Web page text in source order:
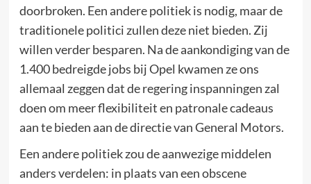
doorbroken. Een andere politiek is nodig, maar de
traditionele politici zullen deze niet bieden. Zij
willen verder besparen. Na de aankondiging van de
1.400 bedreigde jobs bij Opel kwamen ze ons
allemaal zeggen dat de regering inspanningen zal
doen om meer flexibiliteit en patronale cadeaus
aan te bieden aan de directie van General Motors.
Een andere politiek zou de aanwezige middelen
anders verdelen: in plaats van een obscene